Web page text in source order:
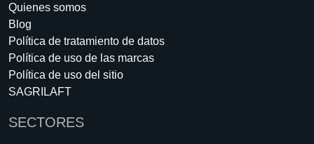
Quienes somos
Blog
Política de tratamiento de datos
Política de uso de las marcas
Política de uso del sitio
SAGRILAFT
SECTORES